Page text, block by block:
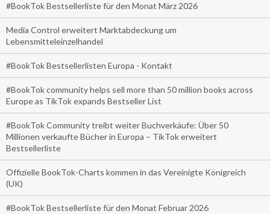
#BookTok Bestsellerliste für den Monat März 2026
Media Control erweitert Marktabdeckung um
Lebensmitteleinzelhandel
#BookTok Bestsellerlisten Europa - Kontakt
#BookTok community helps sell more than 50 million books across
Europe as TikTok expands Bestseller List
#BookTok Community treibt weiter Buchverkäufe: Über 50
Millionen verkaufte Bücher in Europa – TikTok erweitert
Bestsellerliste
Offizielle BookTok-Charts kommen in das Vereinigte Königreich
(UK)
#BookTok Bestsellerliste für den Monat Februar 2026